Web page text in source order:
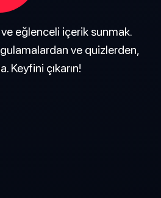
eğlenceli içerik sunmak.
ve quizlerden,
Keyfini çıkarın!